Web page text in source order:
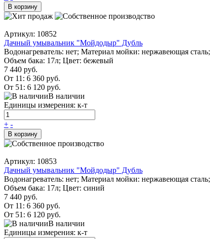
В корзину
Артикул: 10852
Дачный умывальник "Мойдодыр" Дубль
Водонагреватель: нет; Материал мойки: нержавеющая сталь;
Объем бака: 17л; Цвет: бежевый
7 440 руб.
От 11: 6 360 руб.
От 51: 6 120 руб.
В наличии
Единицы измерения: к-т
+ -
В корзину
Артикул: 10853
Дачный умывальник "Мойдодыр" Дубль
Водонагреватель: нет; Материал мойки: нержавеющая сталь;
Объем бака: 17л; Цвет: синий
7 440 руб.
От 11: 6 360 руб.
От 51: 6 120 руб.
В наличии
Единицы измерения: к-т